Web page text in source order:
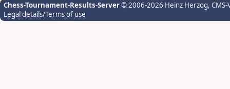
Chess-Tournament-Results-Server© 2006-2026 Heinz Herzog,
Legal details/Terms of use